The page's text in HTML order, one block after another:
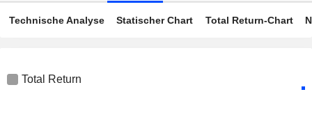
Technische Analyse Statischer Chart Total Return-Chart
Total Return